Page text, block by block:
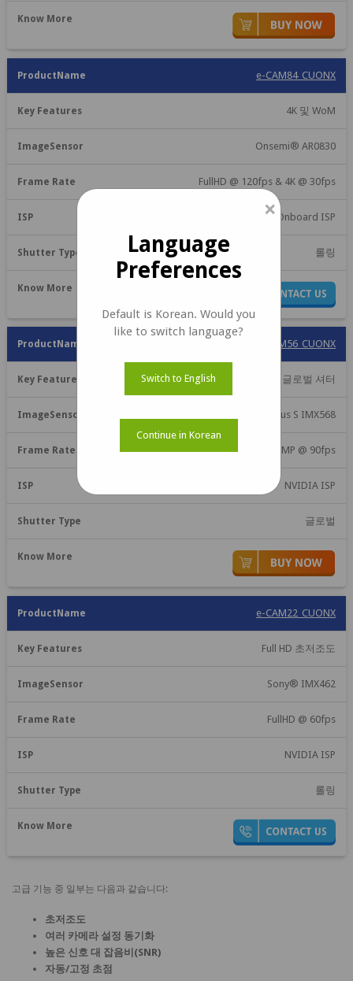
e-CAM84_CUONX
4K 및 WoM
Onsemi® AR0830
FullHD @ 120fps & 4K @ 30fps
Onboard ISP
롤링
e-CAM56_CUONX
Sony® Pregius S 글로벌 셔터
Sony® Pregius S IMX568
5MP @ 90fps
NVIDIA ISP
글로벌
e-CAM22_CUONX
Full HD 초저조도
Sony® IMX462
FullHD @ 60fps
NVIDIA ISP
롤링
고급 기능 중 일부는 다음과 같습니다:
초저조도
여러 카메라 설정 동기화
높은 신호 대 잡음비(SNR)
자동/고정 초점
×
Language
Preferences
Default is Korean. Would you
like to switch language?
Switch to English
Continue in Korean